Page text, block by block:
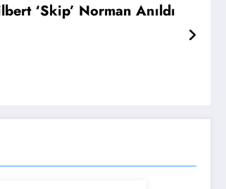
‘Skip’ Norman Anıldı